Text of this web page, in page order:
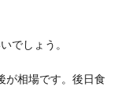
でしょう。
が相場です。後日食